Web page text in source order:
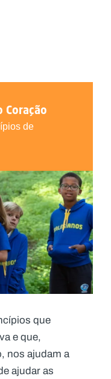
Coração
de
que
e que,
nos ajudam a
ajudar as